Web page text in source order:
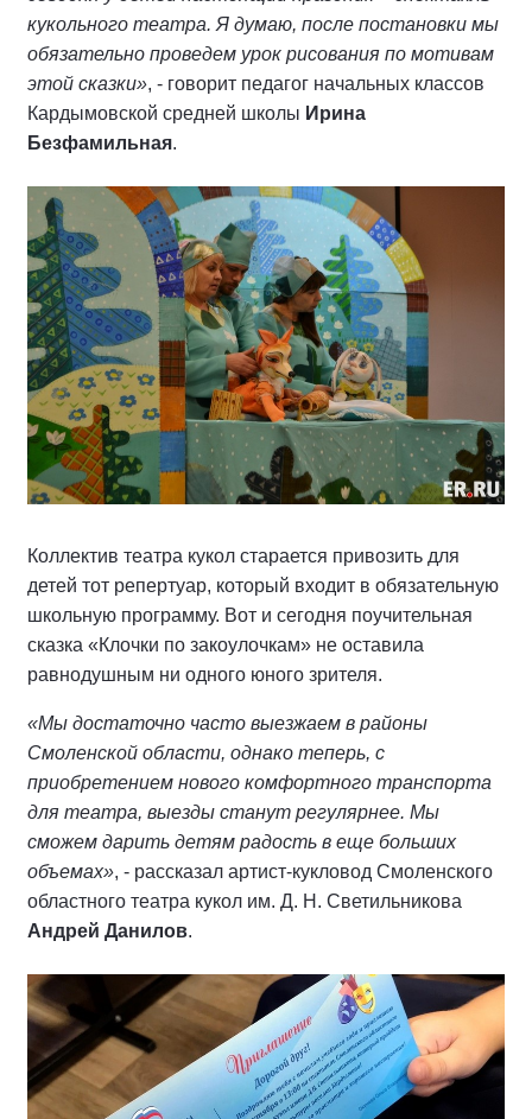
кукольного театра. Я думаю, после постановки мы
обязательно проведем урок рисования по мотивам
этой сказки», - говорит педагог начальных классов
Кардымовской средней школы Ирина
Безфамильная.
Коллектив театра кукол старается привозить для
детей тот репертуар, который входит в обязательную
школьную программу. Вот и сегодня поучительная
сказка «Клочки по закоулочкам» не оставила
равнодушным ни одного юного зрителя.
«Мы достаточно часто выезжаем в районы
Смоленской области, однако теперь, с
приобретением нового комфортного транспорта
для театра, выезды станут регулярнее. Мы
сможем дарить детям радость в еще больших
объемах», - рассказал артист-кукловод Смоленского
областного театра кукол им. Д. Н. Светильникова
Андрей Данилов.